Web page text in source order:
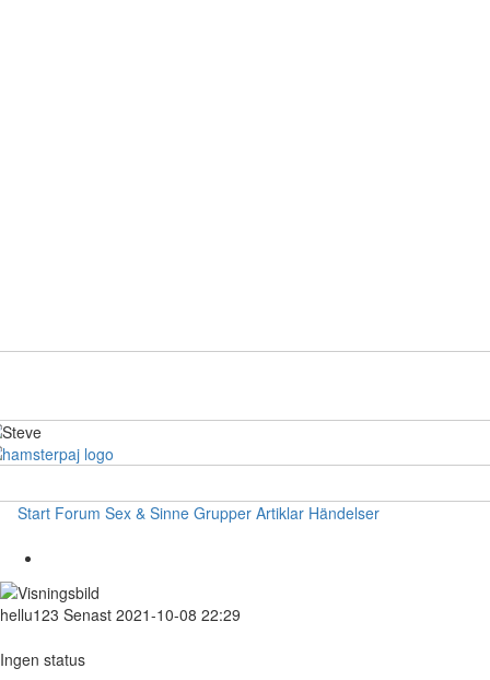
Start Forum Sex & Sinne Grupper Artiklar Händelser
hellu123 Senast 2021-10-08 22:29
Ingen status